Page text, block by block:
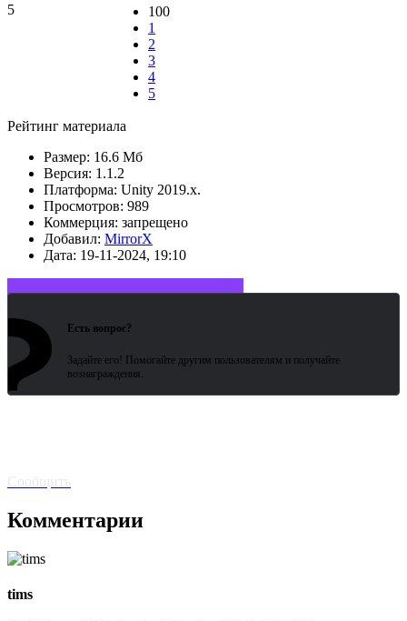
5
100
1
2
3
4
5
Рейтинг материала
Размер: 16.6 Мб
Версия: 1.1.2
Платформа: Unity 2019.x.
Просмотров: 989
Коммерция: запрещено
Добавил: MirrorX
Дата: 19-11-2024, 19:10
Есть вопрос?
Задайте его! Помогайте другим пользователям и получайте
вознаграждения.
Сообщить
Комментарии
tims